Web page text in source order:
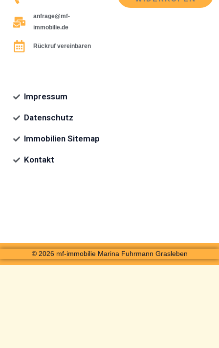
anfrage@mf-
immobilie.de
Rückruf vereinbaren
Impressum
Datenschutz
Immobilien Sitemap
Kontakt
© 2026 mf-immobilie Marina Fuhrmann Grasleben